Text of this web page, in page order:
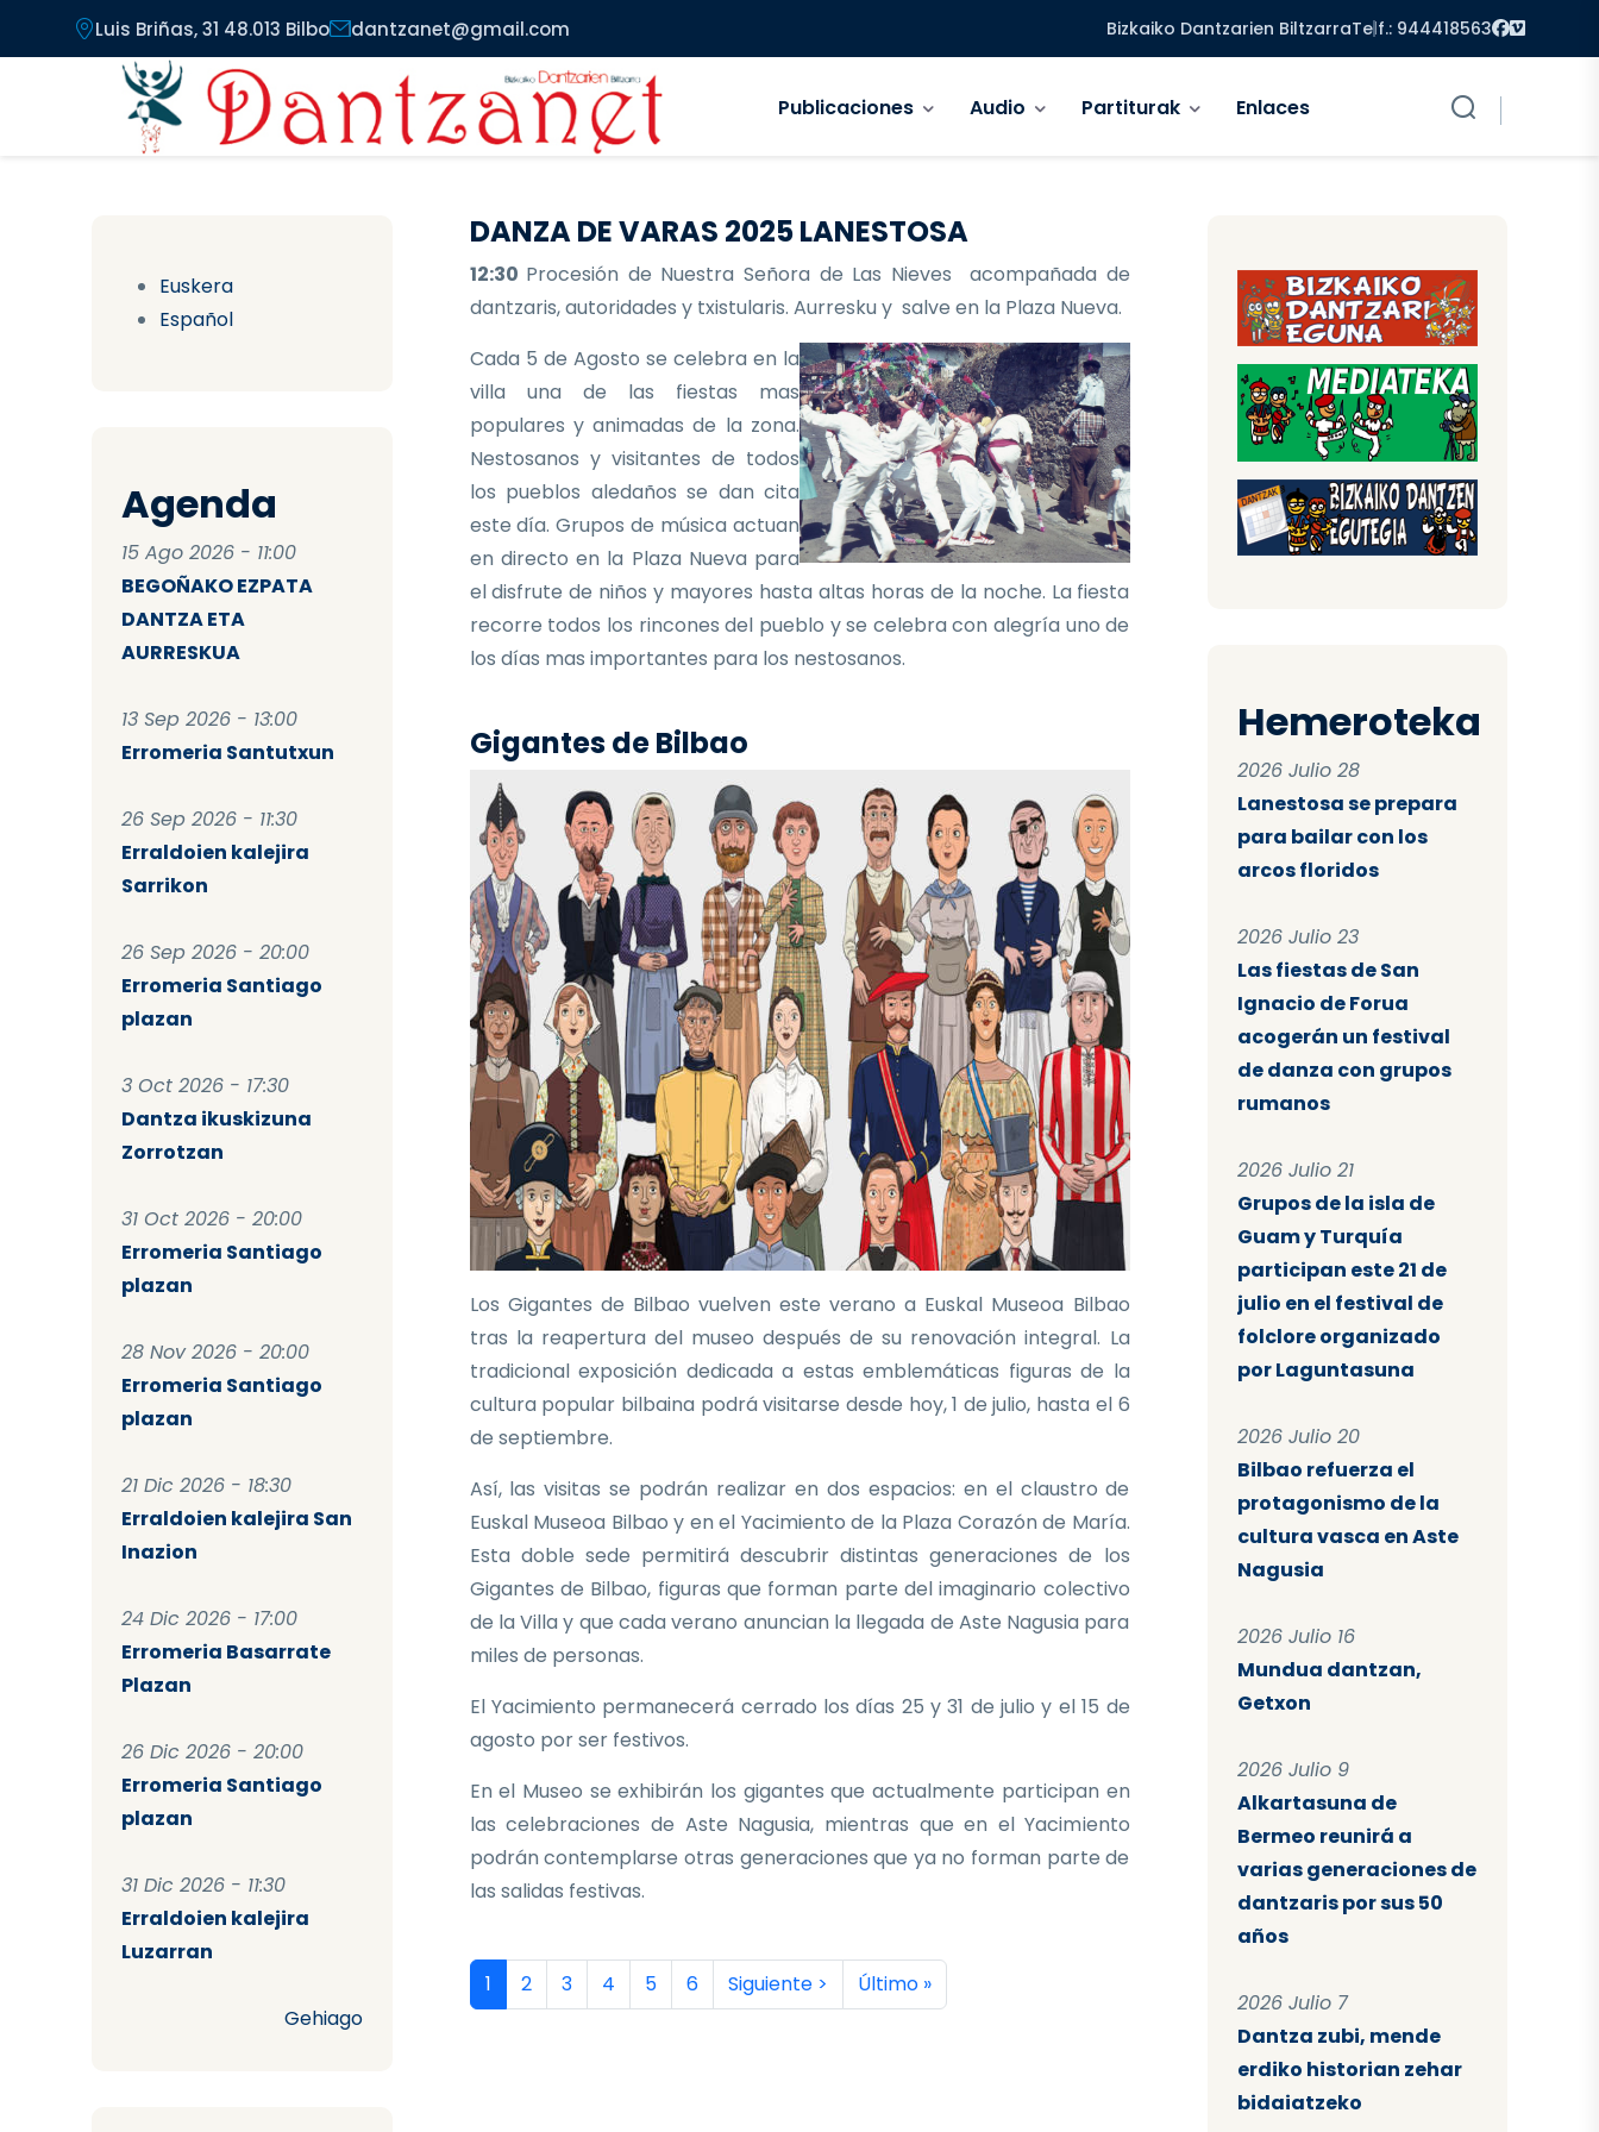
Pasar al contenido principal
Luis Briñas, 31 48.013 Bilbo dantzanet@gmail.com Bizkaiko Dantzarien BiltzarraTelf.: 944418563 Facebook
Vimeo
Publicaciones Audio Partiturak Enlaces
Euskera
Español
Agenda
15 Ago 2026 - 11:00
BEGOÑAKO EZPATA
DANTZA ETA
AURRESKUA
13 Sep 2026 - 13:00
Erromeria Santutxun
26 Sep 2026 - 11:30
Erraldoien kalejira
Sarrikon
26 Sep 2026 - 20:00
Erromeria Santiago
plazan
3 Oct 2026 - 17:30
Dantza ikuskizuna
Zorrotzan
31 Oct 2026 - 20:00
Erromeria Santiago
plazan
28 Nov 2026 - 20:00
Erromeria Santiago
plazan
21 Dic 2026 - 18:30
Erraldoien kalejira San
Inazion
24 Dic 2026 - 17:00
Erromeria Basarrate
Plazan
26 Dic 2026 - 20:00
Erromeria Santiago
plazan
31 Dic 2026 - 11:30
Erraldoien kalejira
Luzarran
Gehiago
DANZA DE VARAS 2025 LANESTOSA
12:30 Procesión de Nuestra Señora de Las Nieves acompañada de
dantzaris, autoridades y txistularis. Aurresku y salve en la Plaza Nueva.
Cada 5 de Agosto se celebra en la
villa una de las fiestas mas
populares y animadas de la zona.
Nestosanos y visitantes de todos
los pueblos aledaños se dan cita
este día. Grupos de música actuan
en directo en la Plaza Nueva para
el disfrute de niños y mayores hasta altas horas de la noche. La fiesta
recorre todos los rincones del pueblo y se celebra con alegría uno de
los días mas importantes para los nestosanos.
Gigantes de Bilbao
Los Gigantes de Bilbao vuelven este verano a Euskal Museoa Bilbao
tras la reapertura del museo después de su renovación integral. La
tradicional exposición dedicada a estas emblemáticas figuras de la
cultura popular bilbaina podrá visitarse desde hoy, 1 de julio, hasta el 6
de septiembre.
Así, las visitas se podrán realizar en dos espacios: en el claustro de
Euskal Museoa Bilbao y en el Yacimiento de la Plaza Corazón de María.
Esta doble sede permitirá descubrir distintas generaciones de los
Gigantes de Bilbao, figuras que forman parte del imaginario colectivo
de la Villa y que cada verano anuncian la llegada de Aste Nagusia para
miles de personas.
El Yacimiento permanecerá cerrado los días 25 y 31 de julio y el 15 de
agosto por ser festivos.
En el Museo se exhibirán los gigantes que actualmente participan en
las celebraciones de Aste Nagusia, mientras que en el Yacimiento
podrán contemplarse otras generaciones que ya no forman parte de
las salidas festivas.
Paginación
Página actual
1 Página
2 Página
3 Página
4 Página
5 Página
6 Siguiente página
Siguiente > Última página
Último »
Hemeroteka
2026 Julio 28
Lanestosa se prepara
para bailar con los
arcos floridos
2026 Julio 23
Las fiestas de San
Ignacio de Forua
acogerán un festival
de danza con grupos
rumanos
2026 Julio 21
Grupos de la isla de
Guam y Turquía
participan este 21 de
julio en el festival de
folclore organizado
por Laguntasuna
2026 Julio 20
Bilbao refuerza el
protagonismo de la
cultura vasca en Aste
Nagusia
2026 Julio 16
Mundua dantzan,
Getxon
2026 Julio 9
Alkartasuna de
Bermeo reunirá a
varias generaciones de
dantzaris por sus 50
años
2026 Julio 7
Dantza zubi, mende
erdiko historian zehar
bidaiatzeko